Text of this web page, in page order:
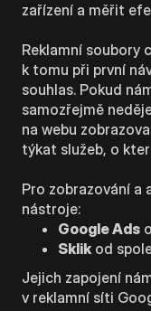
zařízení a měřit
Reklamní soubory
k tomu při první
souhlas. Pokud
samozřejmě
na webu
týkat služeb, o
Pro zobrazování a
nástroje:
Google Ads
Sklikod
Jejich zapojení
v reklamní síti